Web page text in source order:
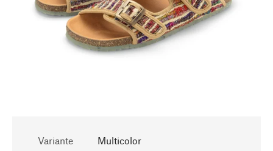
Variante Multicolor